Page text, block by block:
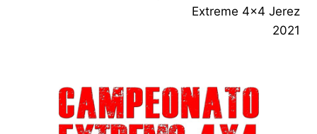
Extreme 4×4 Jerez
2021